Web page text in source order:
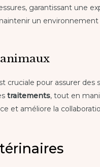
garantissant une
un environnement
cruciale pour assurer des
traitements, tout en
et améliore la